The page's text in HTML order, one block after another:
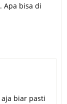
Apa bisa di
aja biar pasti